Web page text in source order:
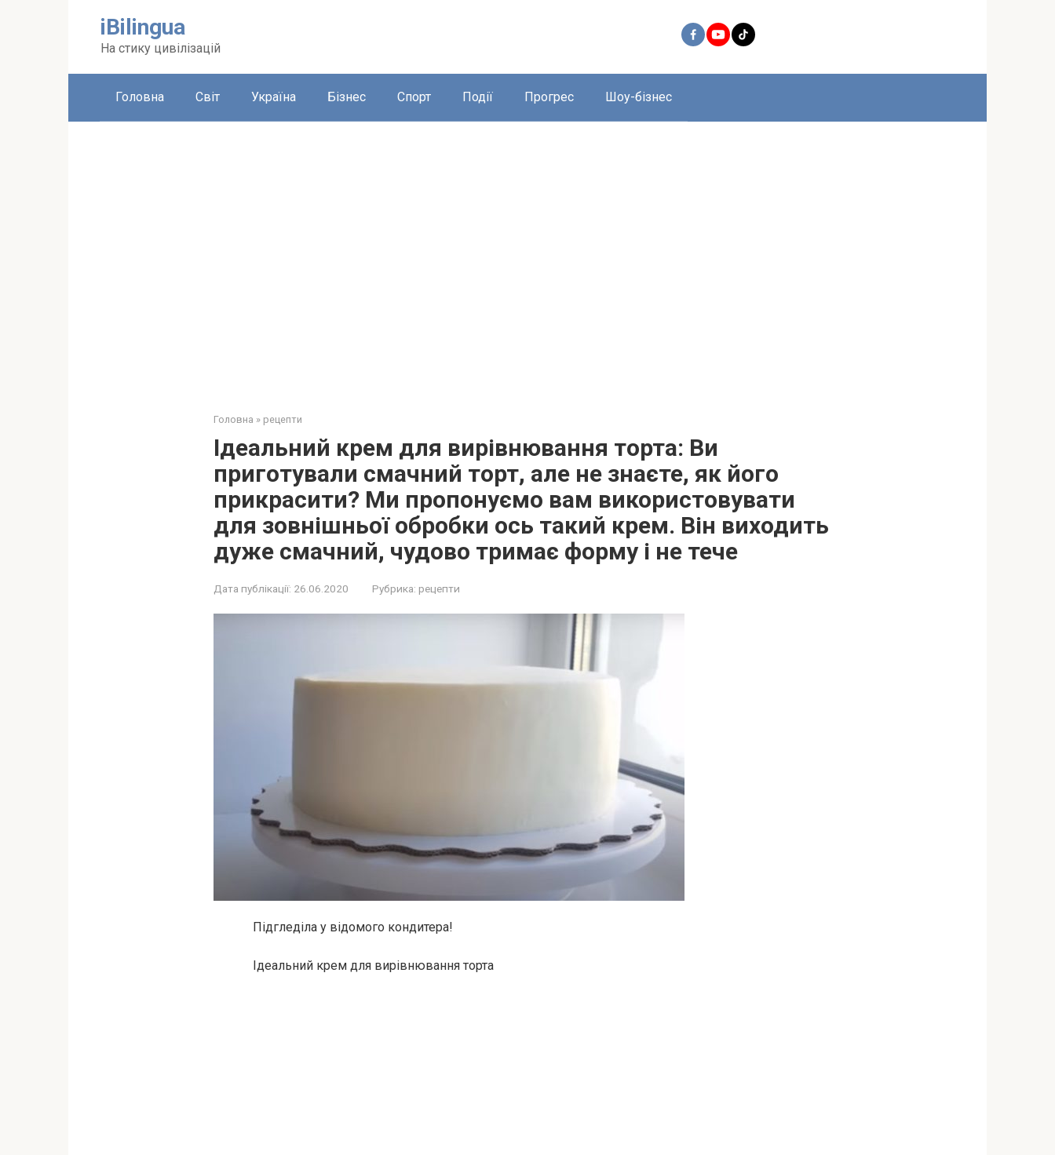
iBilingua
На стику цивілізацій
Головна Світ Україна Бізнес Спорт Події Прогрес Шоу-бізнес
Головна » рецепти
Ідеальний крем для вирівнювання торта: Ви
приготували смачний торт, але не знаєте, як його
прикрасити? Ми пропонуємо вам використовувати
для зовнішньої обробки ось такий крем. Він виходить
дуже смачний, чудово тримає форму і не тече
Дата публікації: 26.06.2020 Рубрика: рецепти
Підгледіла у відомого кондитера!
Ідеальний крем для вирівнювання торта